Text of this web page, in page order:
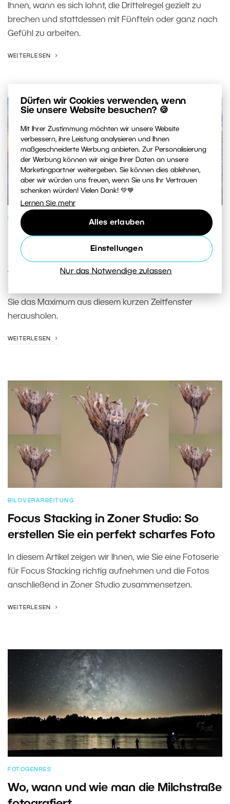
Dürfen wir Cookies verwenden, wenn
Sie unsere Website besuchen? 🍪
Mit Ihrer Zustimmung möchten wir unsere Website
verbessern, ihre Leistung analysieren und Ihnen
maßgeschneiderte Werbung anbieten. Zur Personalisierung
der Werbung können wir einige Ihrer Daten an unsere
Marketingpartner weitergeben. Sie können dies ablehnen,
aber wir würden uns freuen, wenn Sie uns Ihr Vertrauen
schenken würden! Vielen Dank! 💚💙
Lernen Sie mehr
Alles erlauben
Einstellungen
Nur das Notwendige zulassen
Ihnen, wann es sich lohnt, die Drittelregel gezielt zu
brechen und stattdessen mit Fünfteln oder ganz nach
Gefühl zu arbeiten.
WEITERLESEN
FOTOSCHULE
Blaue Stunde: So machen Sie das
Beste aus ihr
Wir zeigen Ihnen, wie Sie während der blauen Stunde
Stadt, Landschaft und Porträts fotografieren und wie
Sie das Maximum aus diesem kurzen Zeitfenster
herausholen.
WEITERLESEN
BILDVERARBEITUNG
Focus Stacking in Zoner Studio: So
erstellen Sie ein perfekt scharfes Foto
In diesem Artikel zeigen wir Ihnen, wie Sie eine Fotoserie
für Focus Stacking richtig aufnehmen und die Fotos
anschließend in Zoner Studio zusammensetzen.
WEITERLESEN
FOTOGENRES
Wo, wann und wie man die Milchstraße